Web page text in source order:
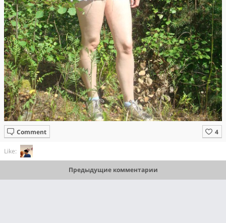
Comment
Like:
Предыдущие комментарии